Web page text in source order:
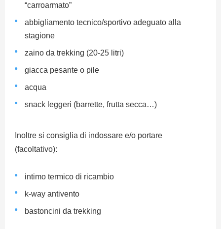
“carroarmato”
abbigliamento tecnico/sportivo adeguato alla
stagione
zaino da trekking (20-25 litri)
giacca pesante o pile
acqua
snack leggeri (barrette, frutta secca…)
Inoltre si consiglia di indossare e/o portare
(facoltativo):
intimo termico di ricambio
k-way antivento
bastoncini da trekking